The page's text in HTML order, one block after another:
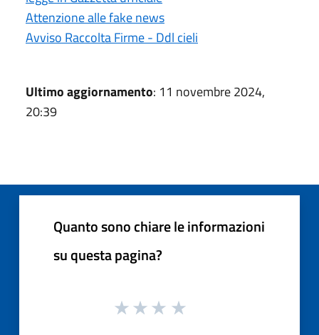
Attenzione alle fake news
Avviso Raccolta Firme - Ddl cieli
Ultimo aggiornamento: 11 novembre 2024,
20:39
Quanto sono chiare le informazioni
su questa pagina?